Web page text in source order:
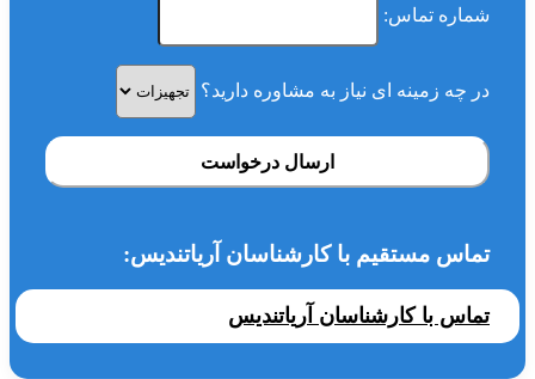
شماره تماس:
در چه زمینه ای نیاز به مشاوره دارید؟
ارسال درخواست
تماس مستقیم با کارشناسان آریاتندیس:
تماس با کارشناسان آریاتندیس